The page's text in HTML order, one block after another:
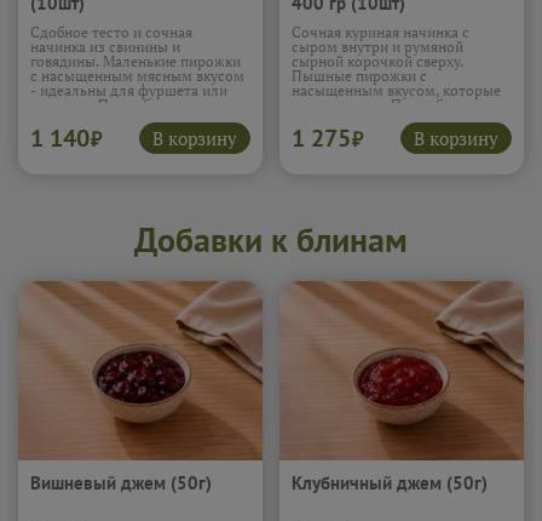
Сдобное тесто и сочная
начинка из свинины и
говядины. Маленькие пирожки
с насыщенным мясным вкусом
- идеальны для фуршета или
Подробнее...
1 140₽ В корзину
Сочная куриная начинка с
сыром внутри и румяной
сырной корочкой сверху.
Пышные пирожки с
насыщенным вкусом, которые
Подробнее...
1 275₽ В корзину
Добавки к блинам
Вишневый джем (50г) Клубничный джем (50г)